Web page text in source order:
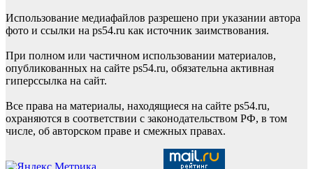
Использование медиафайлов разрешено при указании автора
фото и ссылки на ps54.ru как источник заимствования.
При полном или частичном использовании материалов,
опубликованных на сайте ps54.ru, обязательна активная
гиперссылка на сайт.
Все права на материалы, находящиеся на сайте ps54.ru,
охраняются в соответствии с законодательством РФ, в том
числе, об авторском праве и смежных правах.